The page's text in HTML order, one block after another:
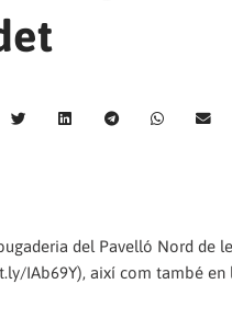
del Pavelló Nord de
IAb69Y), així com també en